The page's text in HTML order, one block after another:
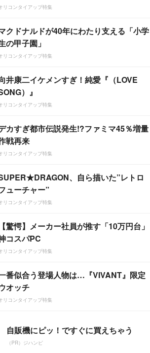
リコンタイアップ特集
クドナルドが40年にわたり支える「小学
の甲子園」
リコンタイアップ特集
井康二イケメンすぎ！純愛『（LOVE
）』
リコンタイアップ特集
カすぎ都市伝説発生!?ファミマ45％増量
戦再来
リコンタイアップ特集
、自ら描いた”レトロ
ューチャー”
リコンタイアップ特集
【驚愕】メーカー社員が推す「10万円台」
コスパPC
リコンタイアップ特集
番似合う登場人物は…『VIVANT』限定
オッチ
リコンタイアップ特集
自販機にピッ！ですぐに買えちゃう
（PR）ジハンピ